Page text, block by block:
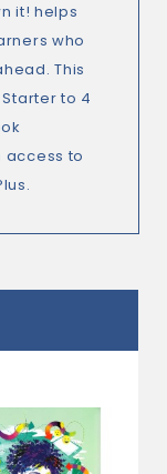
it! helps
who
This
to 4
access to